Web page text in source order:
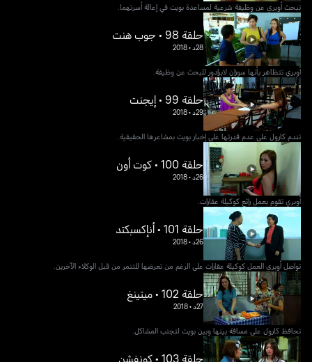
تبحث أوبري عن وظيفة شرعية لمساعدة بويت في إعالة أسرتهما.
حلقة 98 • جوب هنت
28د •
2018
أوبري تتظاهر بأنها سوزان لابرادور للبحث عن وظيفة.
حلقة 99 • إيجنت
29د •
2018
تندم كارول على عدم قدرتها على إخبار بويت بمشاعرها الحقيقية.
حلقة 100 • كوت أون
26د •
2018
أوبري تقوم بعمل رائع كوكيلة عقارات.
حلقة 101 • أنإكسبكتد
26د •
2018
تواصل أوبري العمل كوكيلة عقارات على الرغم من تعرضها للتنمر من قبل الوكلاء الآخرين.
حلقة 102 • ميتينغ
27د •
2018
تحافظ كارول على مسافة بينها وبين بويت لتجنب المشاكل.
حلقة 103 • كونفشن